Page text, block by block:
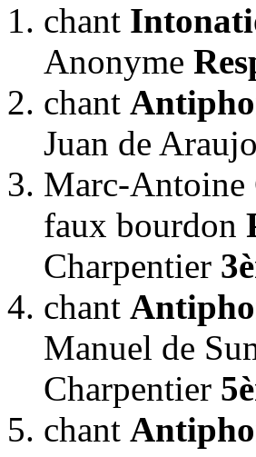
chant
Anonyme
chant
Juan de Araujo
Marc-
faux bourdon
Charpentier
chant
Manuel de
Charpentier
chant